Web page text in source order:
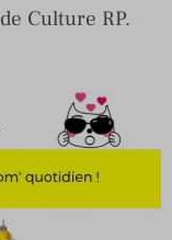
Culture RP.